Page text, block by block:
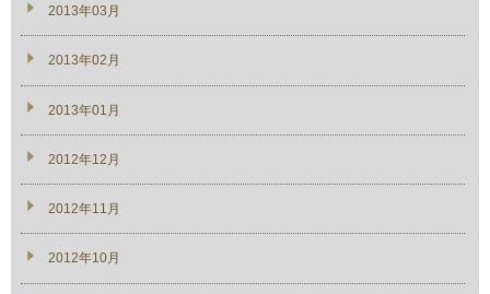
2013年03月
2013年02月
2013年01月
2012年12月
2012年11月
2012年10月